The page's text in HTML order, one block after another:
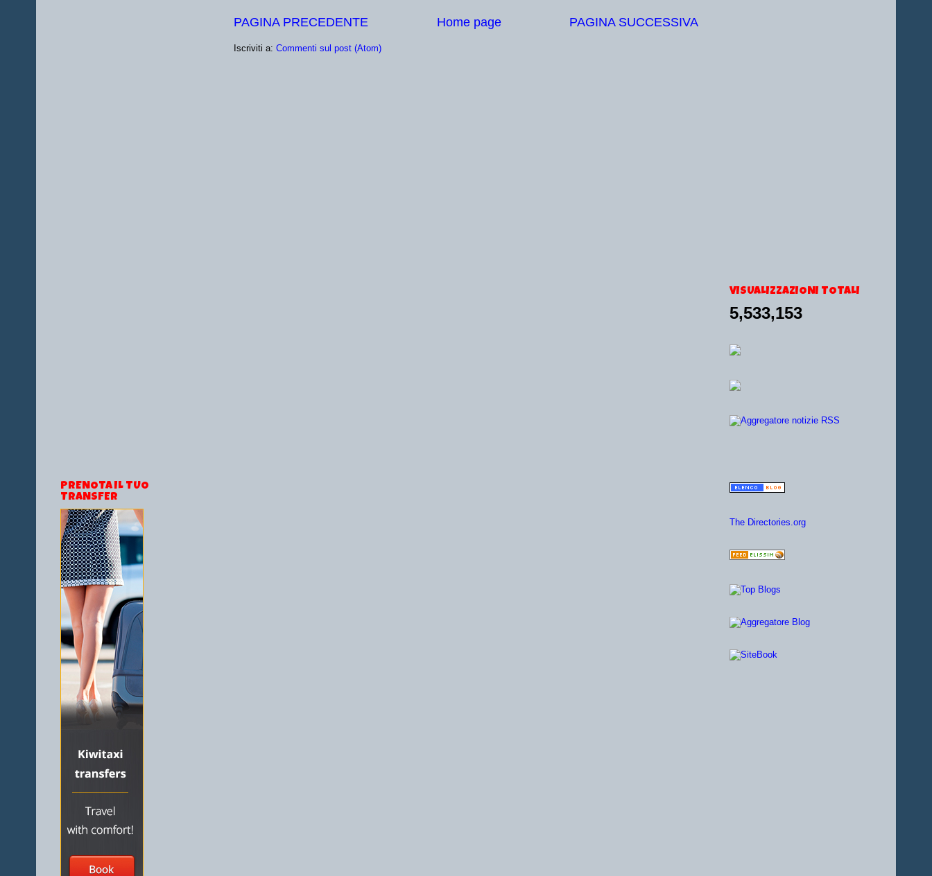
PAGINA PRECEDENTE PAGINA SUCCESSIVA
Home page
Iscriviti a: Commenti sul post (Atom)
PRENOTA IL TUO
TRANSFER
VISUALIZZAZIONI TOTALI
5,533,153
The Directories.org